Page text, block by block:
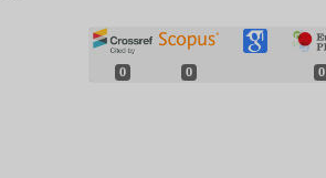
0 0 0